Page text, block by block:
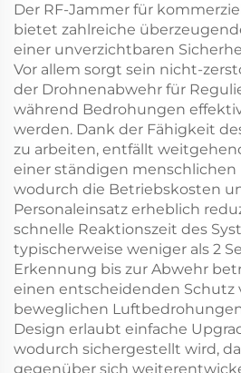
Der RF-Jammer für
bietet zahlreiche
einer unverzichtbaren
Vor allem sorgt sein nicht-
der Drohnenabwehr für
während Bedrohungen
werden. Dank der Fähigkeit
zu arbeiten, entfällt
einer ständigen menschlichen
wodurch die Betriebskosten
Personaleinsatz erheblich
schnelle Reaktionszeit des
typischerweise weniger als 2
Erkennung bis zur Abwehr
einen entscheidenden Schutz
beweglichen
Design erlaubt einfache
wodurch sichergestellt wird,
gegenüber sich